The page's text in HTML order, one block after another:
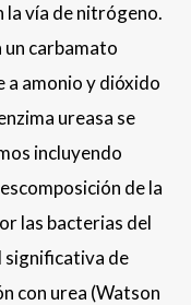
la vía de nitrógeno.
un carbamato
a amonio y dióxido
ureasa se
incluyendo
de la
las bacterias del
significativa de
con urea (Watson